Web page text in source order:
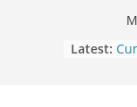
Latest: